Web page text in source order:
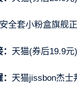
全套小粉盒旗舰
天猫(券后19.9元)
天猫jissbon杰士